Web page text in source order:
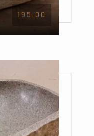
195,00